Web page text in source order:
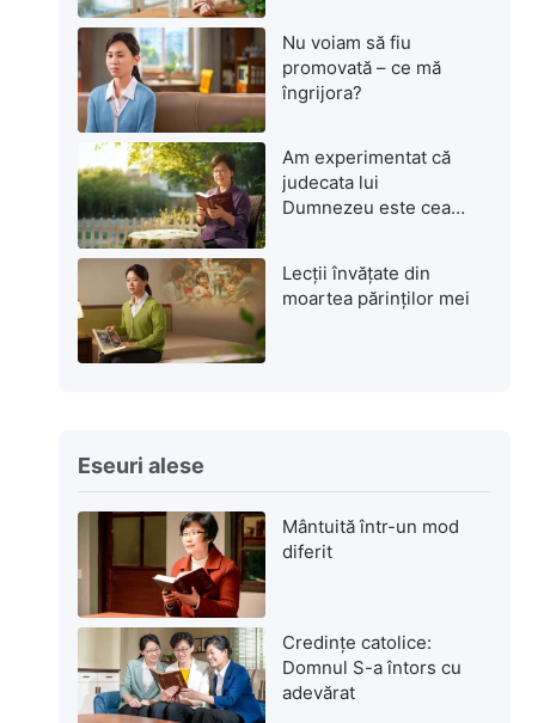
Nu voiam să fiu
promovată – ce mă
îngrijora?
Am experimentat că
judecata lui
Dumnezeu este cea
Lecții învățate din
moartea părinților mei
Eseuri alese
Mântuită într-un mod
diferit
Credințe catolice:
Domnul S-a întors cu
adevărat